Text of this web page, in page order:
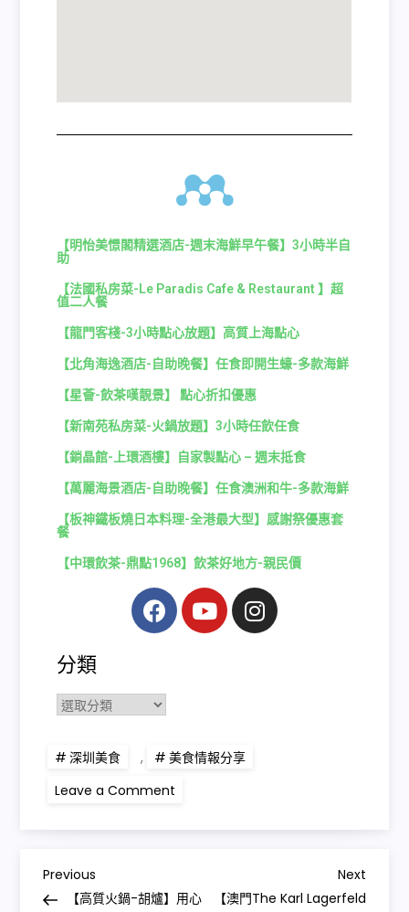
【明怡美憬閣精選酒店-週末海鮮早午餐】3小時半自
助
【法國私房菜-Le Paradis Cafe & Restaurant 】超
值二人餐
【龍門客棧-3小時點心放題】高質上海點心
【北角海逸酒店-自助晚餐】任食即開生蠔-多款海鮮
【星薈-飲茶嘆靚景】 點心折扣優惠
【新南苑私房菜-火鍋放題】3小時任飲任食
【鋿晶館-上環酒樓】自家製點心 – 週末抵食
【萬麗海景酒店-自助晚餐】任食澳洲和牛-多款海鮮
【板神鐵板燒日本料理-全港最大型】感謝祭優惠套
餐
【中環飲茶-鼎點1968】飲茶好地方-親民價
分類
深圳美食 ,
美食情報分享
Leave a Comment
Previous
【高質火鍋-胡爐】用心
Next
【澳門The Karl Lagerfeld